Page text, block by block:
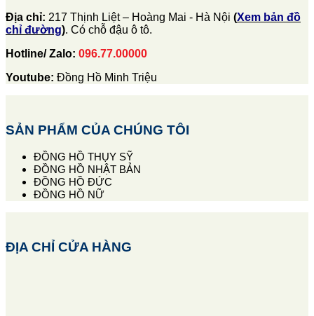
Địa chỉ: 217 Thịnh Liệt – Hoàng Mai - Hà Nội (Xem bản đồ
chỉ đường). Có chỗ đậu ô tô.
Hotline/ Zalo: 096.77.00000
Youtube: Đồng Hồ Minh Triệu
SẢN PHẨM CỦA CHÚNG TÔI
ĐỒNG HỒ THỤY SỸ
ĐỒNG HỒ NHẬT BẢN
ĐỒNG HỒ ĐỨC
ĐỒNG HỒ NỮ
ĐỊA CHỈ CỬA HÀNG